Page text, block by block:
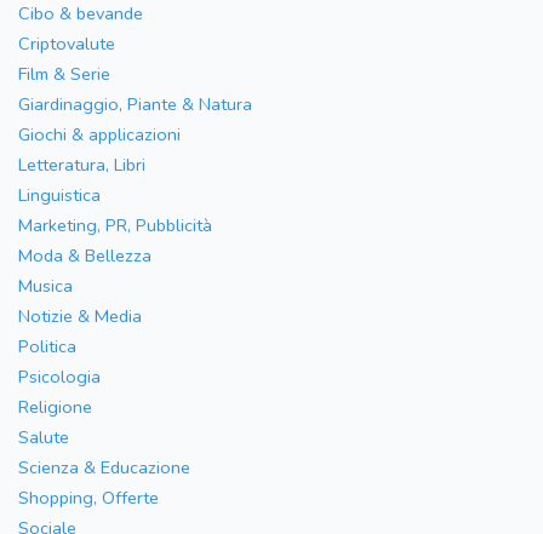
Cibo & bevande
Criptovalute
Film & Serie
Giardinaggio, Piante & Natura
Giochi & applicazioni
Letteratura, Libri
Linguistica
Marketing, PR, Pubblicità
Moda & Bellezza
Musica
Notizie & Media
Politica
Psicologia
Religione
Salute
Scienza & Educazione
Shopping, Offerte
Sociale